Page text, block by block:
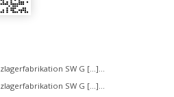
SW G […]...
SW G […]...